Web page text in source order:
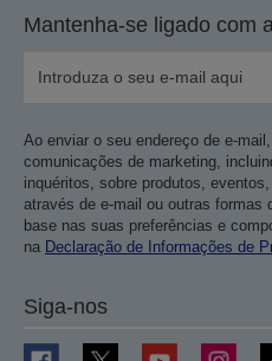
Mantenha-se ligado com
Ao enviar o seu endereço de e-
comunicações de marketing,
inquéritos, sobre produtos,
através de e-mail ou outras formas
base nas suas preferências e
na Declaração de Informações de
Siga-nos